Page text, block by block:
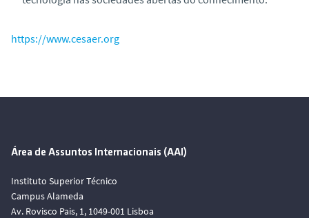
https://www.cesaer.org
Área de Assuntos Internacionais (AAI)
Instituto Superior Técnico
Campus Alameda
Av. Rovisco Pais, 1, 1049-001 Lisboa